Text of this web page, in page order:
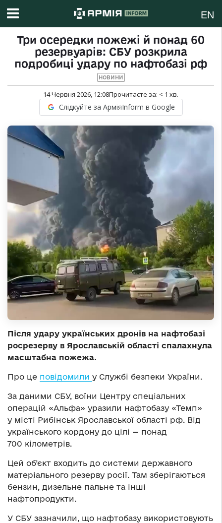
EN
Три осередки пожежі й понад 60
резервуарів: СБУ розкрила
подробиці удару по нафтобазі рф
НОВИНИ
14 Червня 2026, 12:08Прочитаєте за: < 1 хв.
Слідкуйте за АрміяInform в Google
Після удару українських дронів на нафтобазі
росрезерву в Ярославській області спалахнула
масштабна пожежа.
Про це повідомили у Службі безпеки України.
За даними СБУ, воїни Центру спеціальних
операцій «Альфа» уразили нафтобазу «Темп»
у місті Рибінськ Ярославської області рф. Від
українського кордону до цілі — понад
700 кілометрів.
Цей об’єкт входить до системи державного
матеріального резерву росії. Там зберігаються
бензин, дизельне пальне та інші
нафтопродукти.
У СБУ зазначили, що нафтобазу використовують